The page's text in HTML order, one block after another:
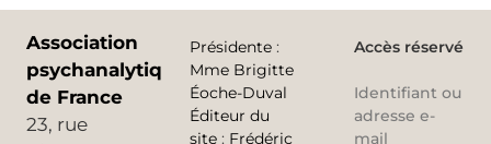
Association
psychanalytique
de France
23, rue
Présidente :
Mme Brigitte
Éoche-Duval
Éditeur du
site : Frédéric
Accès réservé
Identifiant ou
adresse e-
mail